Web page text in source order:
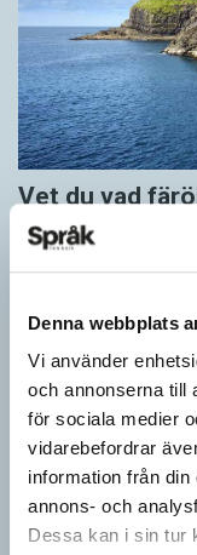
Denna webbplats
Vi använder
och annonserna till
för sociala medier
vidarebefordrar
information från
annons- och
Dessa kan i sin tur
Vet du vad
#624)
betyder?